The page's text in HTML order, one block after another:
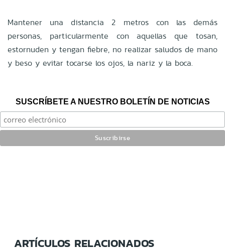
Mantener una distancia 2 metros con las demás
personas, particularmente con aquellas que tosan,
estornuden y tengan fiebre, no realizar saludos de mano
y beso y evitar tocarse los ojos, la nariz y la boca.
SUSCRÍBETE A NUESTRO BOLETÍN DE NOTICIAS
ARTÍCULOS RELACIONADOS